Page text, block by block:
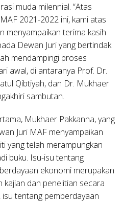
muda milennial. “Atas
2021-2022 ini, kami atas
menyampaikan terima kasih
Dewan Juri yang bertindak
mendampingi proses
awal, di antaranya Prof. Dr.
Qibtiyah, dan Dr. Mukhaer
sambutan.
Mukhaer Pakkanna, yang
Juri MAF menyampaikan
yang telah merampungkan
buku. Isu-isu tentang
ekonomi merupakan
kajian dan penelitian secara
tentang pemberdayaan